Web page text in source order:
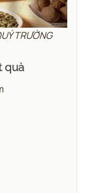
TRƯỜNG
quà